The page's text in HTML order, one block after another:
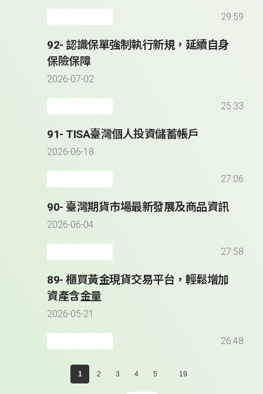
29:59
92- 認識保單強制執行新規，延續自身
保險保障
2026-07-02
25:33
91- TISA臺灣個人投資儲蓄帳戶
2026-06-18
27:06
90- 臺灣期貨市場最新發展及商品資訊
2026-06-04
27:58
89- 櫃買黃金現貨交易平台，輕鬆增加
資產含金量
2026-05-21
26:48
1 2 3 4 5 ... 19